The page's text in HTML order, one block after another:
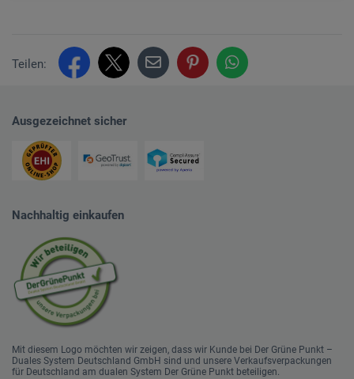
Teilen:
Ausgezeichnet sicher
Nachhaltig einkaufen
Mit diesem Logo möchten wir zeigen, dass wir Kunde bei Der Grüne Punkt –
Duales System Deutschland GmbH sind und unsere Verkaufsverpackungen
für Deutschland am dualen System Der Grüne Punkt beteiligen.